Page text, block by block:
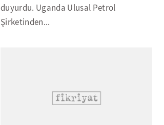
duyurdu. Uganda Ulusal Petrol
Şirketinden...